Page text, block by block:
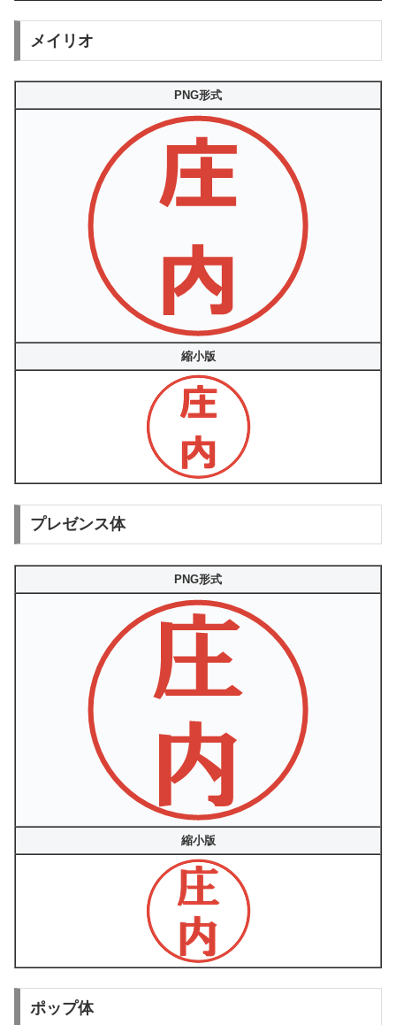
メイリオ
PNG形式
縮小版
プレゼンス体
PNG形式
縮小版
ポップ体